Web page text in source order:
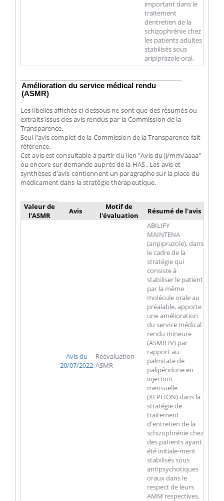
important dans le
traitement
dentretien de la
schizophrénie chez
les patients adultes
stabilisés sous
aripiprazole oral.
Amélioration du service médical rendu
(ASMR)
Les libellés affichés ci-dessous ne sont que des résumés ou
extraits issus des avis rendus par la Commission de la
Transparence.
Seul l'avis complet de la Commission de la Transparence fait
référence.
Cet avis est consultable à partir du lien "Avis du jj/mm/aaaa"
ou encore sur demande auprès de la HAS . Les avis et
synthèses d'avis contiennent un paragraphe sur la place du
médicament dans la stratégie thérapeutique.
Valeur de
l'ASMR
Avis
Motif de
l'évaluation
Résumé de l'avis
Avis du
20/07/2022
Réévaluation
ASMR
ABILIFY
MAINTENA
(aripiprazole), dans
le cadre de la
stratégie qui
consiste à
stabiliser le patient
par la même
molécule orale au
préalable, apporte
une amélioration
du service médical
rendu mineure
(ASMR IV) par
rapport au
palmitate de
palipéridone en
injection
mensuelle
(XEPLION) dans la
stratégie de
traitement
d'entretien de la
schizophrénie chez
des patients ayant
été initiale-ment
stabilisés sous
antipsychotiques
oraux dans le
respect de leurs
AMM respectives.